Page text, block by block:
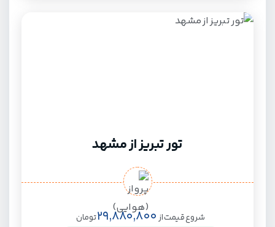
تور تبریز از مشهد
شروع قیمت از29,880,800تومان